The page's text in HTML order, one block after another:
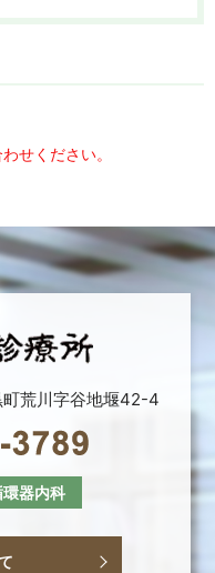
せください。
荒川字谷地堰42-4
環器内科